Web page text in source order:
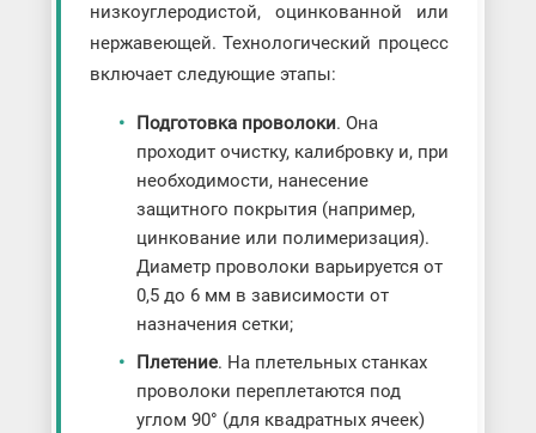
низкоуглеродистой, оцинкованной или
нержавеющей. Технологический процесс
включает следующие этапы:
Подготовка проволоки. Она
проходит очистку, калибровку и, при
необходимости, нанесение
защитного покрытия (например,
цинкование или полимеризация).
Диаметр проволоки варьируется от
0,5 до 6 мм в зависимости от
назначения сетки;
Плетение. На плетельных станках
проволоки переплетаются под
углом 90° (для квадратных ячеек)